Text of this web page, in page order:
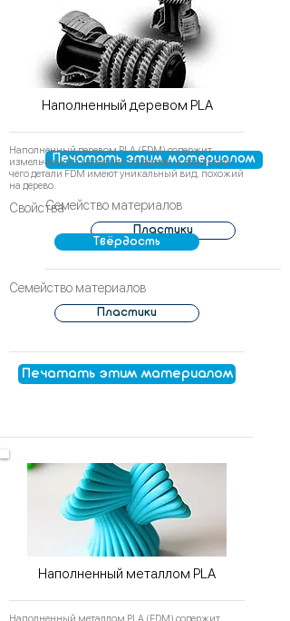
Печатать этим материалом
Семейство материалов
Пластики
Наполненный деревом PLA
Наполненный деревом PLA (FDM) содержит
измельченный материал из дерева, в результате
чего детали FDM имеют уникальный вид, похожий
на дерево.
Свойства
Твёрдость
Семейство материалов
Пластики
Печатать этим материалом
Наполненный металлом PLA